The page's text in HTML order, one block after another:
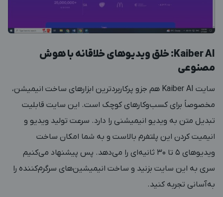
Kaiber AI: خلق ویدیوهای خلاقانه با هوش
مصنوعی
سایت Kaiber AI
هم جزو پرکاربردترین ابزارهای ساخت انیمیشن،
مخصوصاً برای کسب‌وکارهای کوچک است. این سایت قابلیت
تبدیل متن به ویدیو انیمیشنی را دارد. سرعت تولید ویدیو و
انیمیت کردن این پلتفرم بالاست و به شما امکان ساخت
ویدیوهای ۵ تا ۳۰ ثانیه‌ای را می‌دهد. پس پیشنهاد می‌کنیم
سری به این سایت بزنید و ساخت انیمیشین‌های سرگرم‌کننده را
به‌آسانی تجربه کنید.